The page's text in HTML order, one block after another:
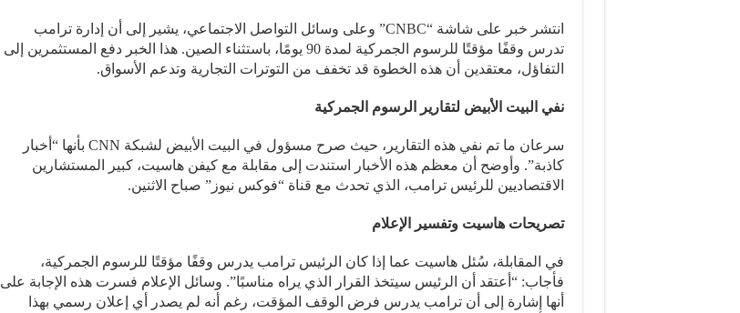
انتشر خبر على شاشة “CNBC” وعلى وسائل التواصل الاجتماعي، يشير إلى أن إدارة ترامب
تدرس وقفًا مؤقتًا للرسوم الجمركية لمدة 90 يومًا، باستثناء الصين. هذا الخبر دفع المستثمرين إلى
التفاؤل، معتقدين أن هذه الخطوة قد تخفف من التوترات التجارية وتدعم الأسواق.
نفي البيت الأبيض لتقارير الرسوم الجمركية
سرعان ما تم نفي هذه التقارير، حيث صرح مسؤول في البيت الأبيض لشبكة CNN بأنها “أخبار
كاذبة”. وأوضح أن معظم هذه الأخبار استندت إلى مقابلة مع كيفن هاسيت، كبير المستشارين
الاقتصاديين للرئيس ترامب، الذي تحدث مع قناة “فوكس نيوز” صباح الاثنين.
تصريحات هاسيت وتفسير الإعلام
في المقابلة، سُئل هاسيت عما إذا كان الرئيس ترامب يدرس وقفًا مؤقتًا للرسوم الجمركية،
فأجاب: “أعتقد أن الرئيس سيتخذ القرار الذي يراه مناسبًا”. وسائل الإعلام فسرت هذه الإجابة على
أنها إشارة إلى أن ترامب يدرس فرض الوقف المؤقت، رغم أنه لم يصدر أي إعلان رسمي بهذا